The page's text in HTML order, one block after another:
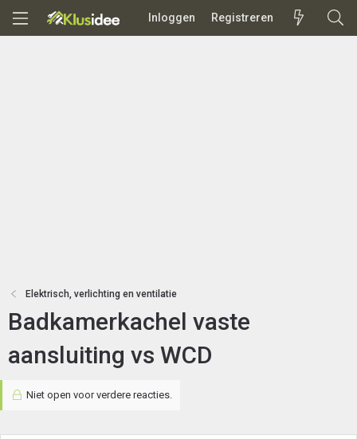
Inloggen Registreren
Elektrisch, verlichting en ventilatie
Badkamerkachel vaste
aansluiting vs WCD
Niet open voor verdere reacties.